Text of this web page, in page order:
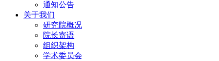
通知公告
关于我们
研究院概况
院长寄语
组织架构
学术委员会